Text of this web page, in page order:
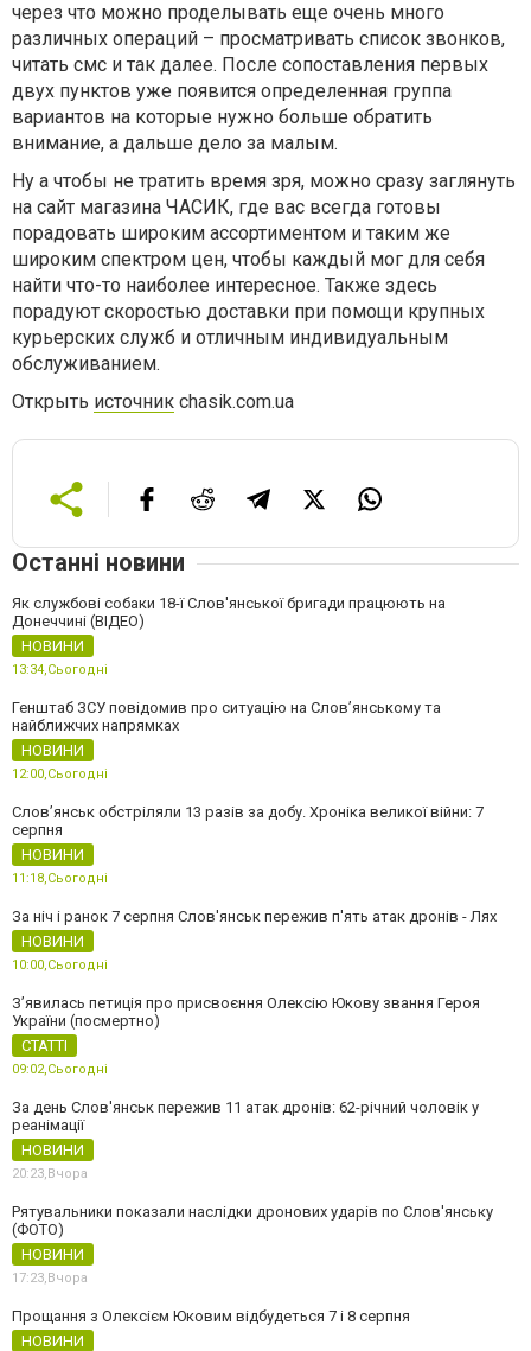
через что можно проделывать еще очень много
различных операций – просматривать список звонков,
читать смс и так далее. После сопоставления первых
двух пунктов уже появится определенная группа
вариантов на которые нужно больше обратить
внимание, а дальше дело за малым.
Ну а чтобы не тратить время зря, можно сразу заглянуть
на сайт магазина ЧАСИК, где вас всегда готовы
порадовать широким ассортиментом и таким же
широким спектром цен, чтобы каждый мог для себя
найти что-то наиболее интересное. Также здесь
порадуют скоростью доставки при помощи крупных
курьерских служб и отличным индивидуальным
обслуживанием.
Открыть источник chasik.com.ua
Останні новини
Як службові собаки 18-ї Слов'янської бригади працюють на
Донеччині (ВІДЕО)
НОВИНИ
13:34,Сьогодні
Генштаб ЗСУ повідомив про ситуацію на Слов’янському та
найближчих напрямках
НОВИНИ
12:00,Сьогодні
Слов’янськ обстріляли 13 разів за добу. Хроніка великої війни: 7
серпня
НОВИНИ
11:18,Сьогодні
За ніч і ранок 7 серпня Слов'янськ пережив п'ять атак дронів - Лях
НОВИНИ
10:00,Сьогодні
З’явилась петиція про присвоєння Олексію Юкову звання Героя
України (посмертно)
СТАТТІ
09:02,Сьогодні
За день Слов'янськ пережив 11 атак дронів: 62-річний чоловік у
реанімації
НОВИНИ
20:23,Вчора
Рятувальники показали наслідки дронових ударів по Слов'янську
(ФОТО)
НОВИНИ
17:23,Вчора
Прощання з Олексієм Юковим відбудеться 7 і 8 серпня
НОВИНИ